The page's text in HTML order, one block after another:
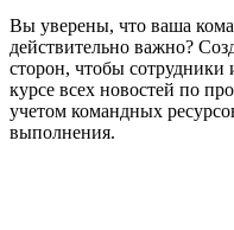
Вы уверены, что ваша
действительно важно?
сторон, чтобы сотрудники
курсе всех новостей по
учетом командных
выполнения.